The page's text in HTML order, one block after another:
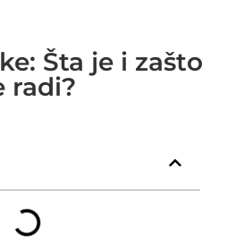
Šta je i zašto
radi?